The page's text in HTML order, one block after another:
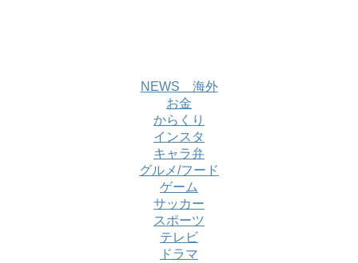
NEWS 海外
お金
からくり
インスタ
キャラ弁
グルメ/フード
ゲーム
サッカー
スポーツ
テレビ
ドラマ